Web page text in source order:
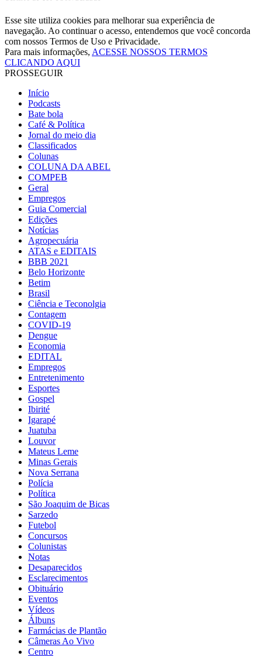
Esse site utiliza cookies para melhorar sua experiência de
navegação. Ao continuar o acesso, entendemos que você concorda
com nossos Termos de Uso e Privacidade.
Para mais informações, ACESSE NOSSOS TERMOS
CLICANDO AQUI
PROSSEGUIR
Início
Podcasts
Bate bola
Café & Política
Jornal do meio dia
Classificados
Colunas
COLUNA DA ABEL
COMPEB
Geral
Empregos
Guia Comercial
Edições
Notícias
Agropecuária
ATAS e EDITAIS
BBB 2021
Belo Horizonte
Betim
Brasil
Ciência e Teconolgia
Contagem
COVID-19
Dengue
Economia
EDITAL
Empregos
Entretenimento
Esportes
Gospel
Ibirité
Igarapé
Juatuba
Louvor
Mateus Leme
Minas Gerais
Nova Serrana
Polícia
Política
São Joaquim de Bicas
Sarzedo
Futebol
Concursos
Colunistas
Notas
Desaparecidos
Esclarecimentos
Obituário
Eventos
Vídeos
Álbuns
Farmácias de Plantão
Câmeras Ao Vivo
Centro